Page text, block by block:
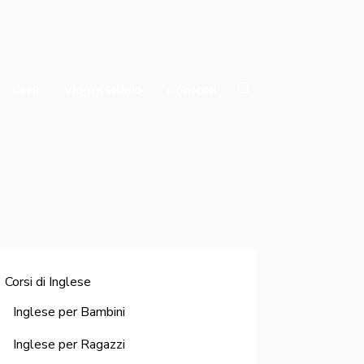
Corsi di Inglese
Inglese per Bambini
Inglese per Ragazzi